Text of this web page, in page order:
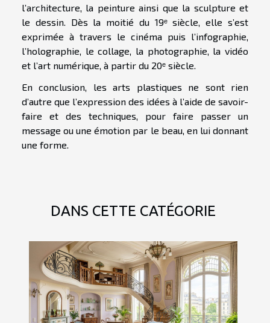
l’architecture, la peinture ainsi que la sculpture et
le dessin. Dès la moitié du 19ᵉ siècle, elle s’est
exprimée à travers le cinéma puis l’infographie,
l’holographie, le collage, la photographie, la vidéo
et l’art numérique, à partir du 20ᵉ siècle.
En conclusion, les arts plastiques ne sont rien
d’autre que l’expression des idées à l’aide de savoir-
faire et des techniques, pour faire passer un
message ou une émotion par le beau, en lui donnant
une forme.
DANS CETTE CATÉGORIE